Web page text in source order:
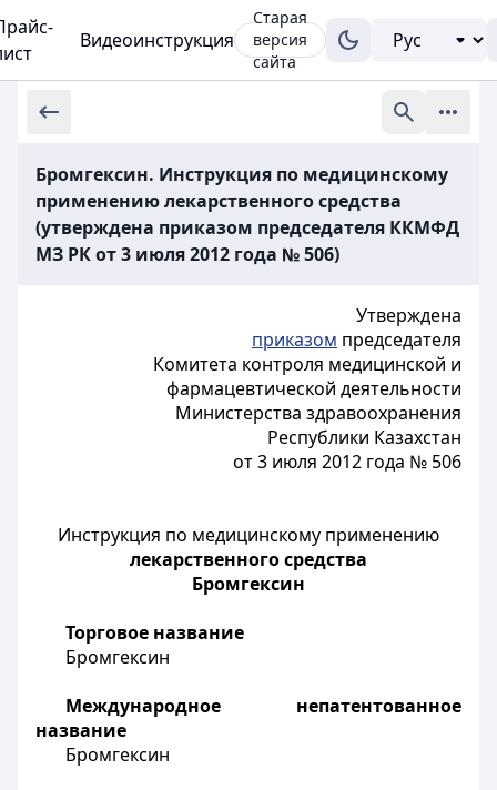
Видеоинструкция
Старая
версия
сайта
Бромгексин. Инструкция по медицинскому
применению лекарственного средства
(утверждена приказом председателя ККМФД
МЗ РК от 3 июля 2012 года № 506)
Утверждена
приказом председателя
Комитета контроля медицинской и
фармацевтической деятельности
Министерства здравоохранения
Республики Казахстан
от 3 июля 2012 года № 506
Инструкция по медицинскому применению
лекарственного средства
Бромгексин
Торговое название
Бромгексин
Международное непатентованное
название
Бромгексин